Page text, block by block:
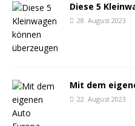
Diese 5
28. August 2023
Mit dem
22. August 2023